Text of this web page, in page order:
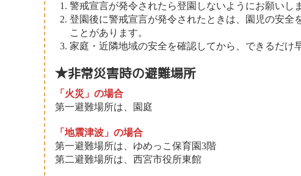
警戒宣言が発令されたら登園しないようにお願いし
登園後に警戒宣言が発令されたときは、園児の安
ことがあります。
家庭・近隣地域の安全を確認してから、できるだけ
★非常災害時の避難場所
「火災」の場合
第一避難場所は、園庭
「地震津波」の場合
第一避難場所は、ゆめっこ保育園3階
第二避難場所は、西宮市役所東館